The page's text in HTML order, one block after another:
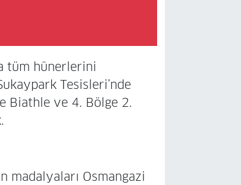
tüm hünerlerini
Tesisleri’nde
Biathle ve 4. Bölge 2.
madalyaları Osmangazi